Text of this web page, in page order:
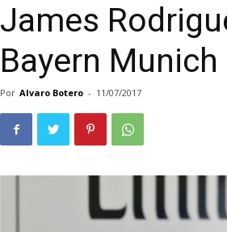
James
Bayern Munich
Por Alvaro Botero - 11/07/2017